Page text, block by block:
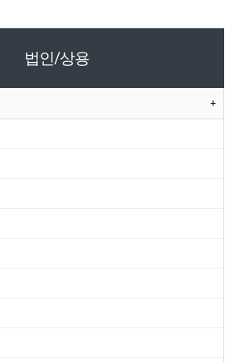
법인/상용